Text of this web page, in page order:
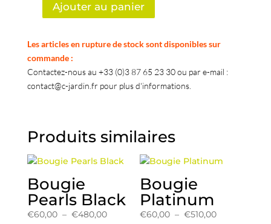
quantité
My
First
Baobab
-
Ajouter au panier
Les articles en rupture de stock sont disponibles sur
commande :
Contactez-nous au +33 (0)3 87 65 23 30 ou par e-mail :
contact@c-jardin.fr pour plus d'informations.
Produits similaires
Bougie
Pearls Black
€60,00 – €480,00Plage
Bougie
Platinum
€60,00 – €510,00Plage